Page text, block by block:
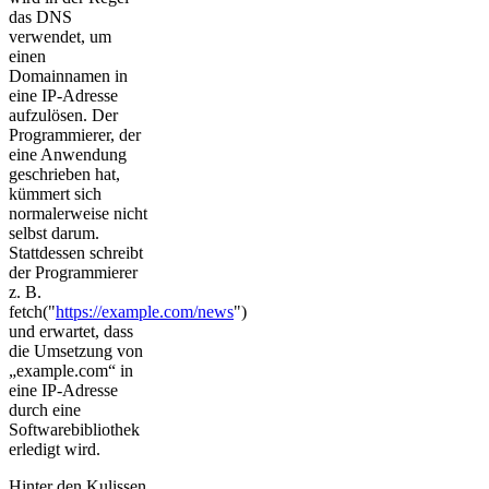
das DNS
verwendet, um
einen
Domainnamen in
eine IP-Adresse
aufzulösen. Der
Programmierer, der
eine Anwendung
geschrieben hat,
kümmert sich
normalerweise nicht
selbst darum.
Stattdessen schreibt
der Programmierer
z. B.
fetch("https://example.com/news")
und erwartet, dass
die Umsetzung von
„example.com“ in
eine IP-Adresse
durch eine
Softwarebibliothek
erledigt wird.